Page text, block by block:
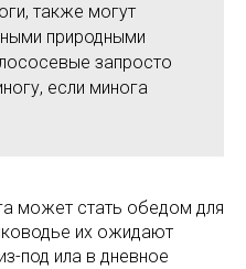
также могут
природными
запросто
если минога
может стать обедом для
их ожидают
под ила в дневное